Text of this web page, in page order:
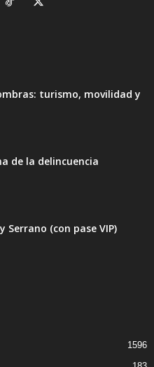
turismo, movilidad y
de la delincuencia
Serrano (con pase VIP)
1596